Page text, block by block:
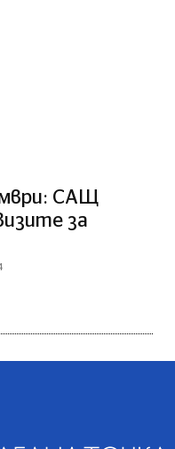
САЩ
за